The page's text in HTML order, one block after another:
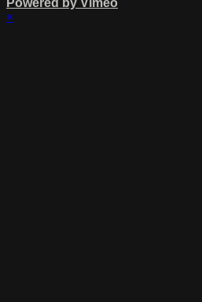
Powered by Vimeo
×